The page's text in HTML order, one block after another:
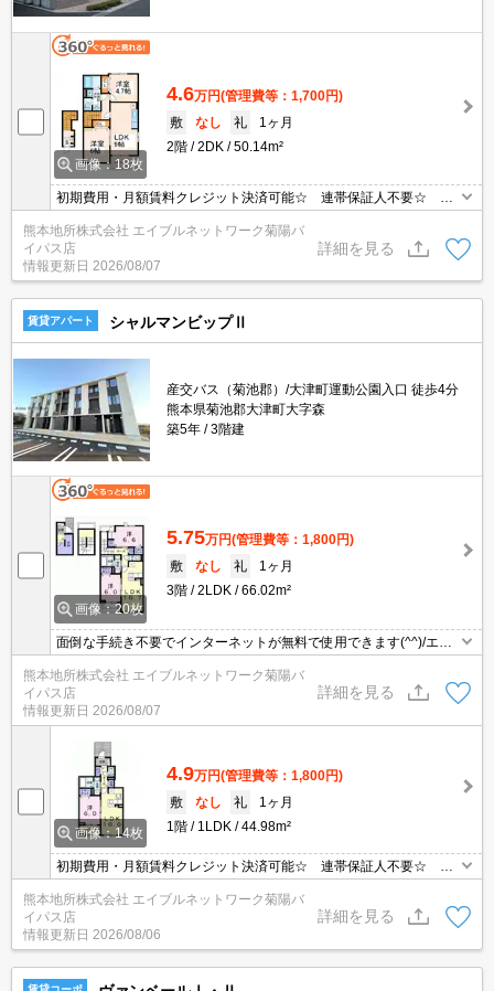
画像：18枚
4.6万円(管理費等：1,700円)
敷
なし 礼
1ヶ月
2階
2DK 50.14m²
初期費用・月額賃料クレジット決済可能☆ 連帯保証人不要☆ 雨
熊本地所株式会社 エイブルネットワーク菊陽バ
イパス店
情報更新日 2026/08/07
詳細を見る
賃貸アパート シャルマンビップⅡ
産交バス（菊池郡）/大津町運動公園入口 徒歩4分
熊本県菊池郡大津町大字森
築5年
3階建
画像：20枚
5.75万円(管理費等：1,800円)
敷
なし 礼
1ヶ月
3階
2LDK 66.02m²
面倒な手続き不要でインターネットが無料で使用できます(^^)/エア
コン2基付きで初期投資を抑えられます！
熊本地所株式会社 エイブルネットワーク菊陽バ
イパス店
情報更新日 2026/08/07
詳細を見る
画像：14枚
4.9万円(管理費等：1,800円)
敷
なし 礼
1ヶ月
1階
1LDK 44.98m²
初期費用・月額賃料クレジット決済可能☆ 連帯保証人不要☆ ★
インターネット無料☆ エアコン2基付き！！ 3口コンロ付き対面
キッチン☆ 防犯カメラ付き☆
熊本地所株式会社 エイブルネットワーク菊陽バ
イパス店
情報更新日 2026/08/06
詳細を見る